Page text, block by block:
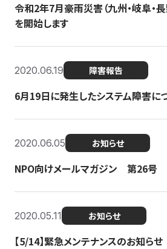
令和2年7月豪雨災害（九州・岐阜・
を開始します
2020.06.19 障害報告
6月19日に発生したシステム障害に
2020.06.05 お知らせ
NPO向けメールマガジン 第26号
2020.05.11 お知らせ
【5/14】緊急メンテナンスのお知らせ